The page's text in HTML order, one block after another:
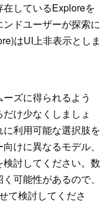
しているExploreを
ドユーザーが探索に
はUI上非表示としま
ズに得られるよう
け少なくしましょ
利用可能な選択肢を
けに異なるモデル、
討してください。数
可能性があるので、
て検討してくださ